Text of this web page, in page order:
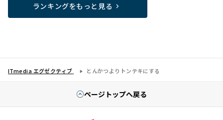
ランキングをもっと見る
ITmedia エグゼクティブ とんかつよりトンテキにする
ページトップへ戻る